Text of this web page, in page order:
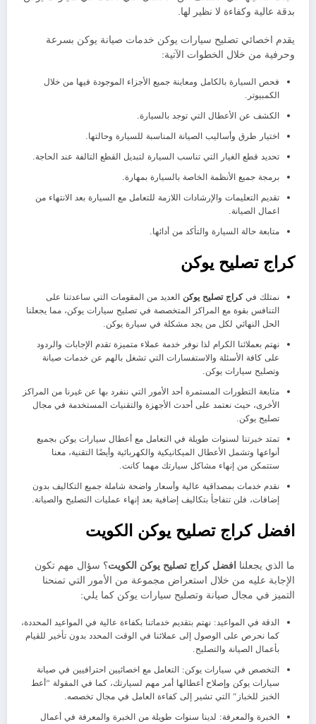
بدقة عالية وكفاءة لا نظير لها.
يقدم اخصائي تصليح سيارات يوكن خدمات صيانة يوكن بسرعة
وحرفية من خلال الخطوات الآتية:
فحص السيارة بالكامل ومعاينة جميع الأجزاء الموجودة فيها من خلال
الكمبيوتر.
الكشف عن الأعطال التي توجد بالسيارة.
اختيار طرق وأساليب الصيانة المناسبة للسيارة وحالتها.
تحديد قطع الغيار التي تناسب السيارة لتبديل القطع التالفة عند الحاجة.
برمجة جميع الأنظمة الخاصة بالسيارة بمهارة.
تقديم التعليمات والإرشادات اللازمة للتعامل مع السيارة بعد الانتهاء من
اعمال الصيانة.
متابعة حالة السيارة والتأكد من أدائها.
كراج تصليح يوكن
نمتلك فيكراج تصليح يوكن العديد من المقومات التي ساعدتنا على
التنافس بقوة مع المراكز المتخصصة في تصليح سيارات يوكن، مما يجعلنا
الحل النهائي لكل من يجد مشكلة في سيارة يوكن.
نهتم بعملائنا الكرام لذا نوفر خدمة عملاء متميزة تقدم الإجابات والردود
على كافة الأسئلة والاستفسارات التي تشغل بالهم عن خدمات صيانة
وتصليح سيارات يوكن.
متابعة التطورات المستمرة أحد الأمور التي ننفرد بها عن غيرنا من المراكز
الأخرى، حيث نعتمد على أحدث الأجهزة والتقنيات المستخدمة في مجال
تصليح يوكن.
تمتد خبرتنا لسنوات طويلة في التعامل مع أعطال سيارات يوكن بجميع
أنواعها وتشمل الأعطال الميكانيكية والكهربائية وأيضًا التقنية، معنا
ستتمكن من إنهاء مشاكل سيارتك مهما كانت.
نقدم خدمات بمصداقية عالية وأسعار واضحة شاملة جميع التكاليف بدون
إضافات، فلن تتفاجأ بتكاليف إضافية بعد إنهاء عمليات التصليح والصيانة.
افضل كراج تصليح يوكن الكويت
ما الذي يجعلنا افضل كراج تصليح يوكن الكويت؟ سؤال مهم تكون
الإجابة عليه من خلال استعراض مجموعة من الأمور التي تمنحنا
التميز في مجال صيانة وتصليح سيارات يوكن كما يلي:
الدقة في المواعيد: نهتم بتقديم خدماتنا بكفاءة عالية في المواعيد المحددة،
كما نحرص على الوصول إلى عملائنا في الوقت المحدد بدون تأخير للقيام
بأعمال الصيانة والتصليح.
التخصص في سيارات يوكن: التعامل مع اخصائيين احترافيين في صيانة
سيارات يوكن وإصلاح أعطالها أمر مهم لسيارتك، كما في المقولة “أعط
الخبز للخباز” التي تشير إلى كفاءة العامل في مجال تخصصه.
الخبرة والمعرفة: لدينا سنوات طويلة من الخبرة والمعرفة في أعمال